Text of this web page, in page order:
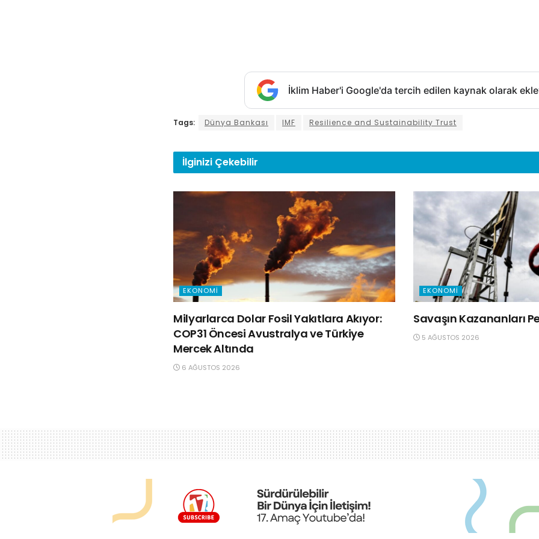
İklim Haber'i Google'da tercih edilen kaynak olarak
Tags: Dünya Bankası IMF Resilience and Sustainability Trust
İlginizi Çekebilir
EKONOMI
Milyarlarca Dolar Fosil Yakıtlara Akıyor:
COP31 Öncesi Avustralya ve Türkiye
Mercek Altında
6 AĞUSTOS 2026
EKONOMI
Savaşın Kazananları
5 AĞUSTOS 2026